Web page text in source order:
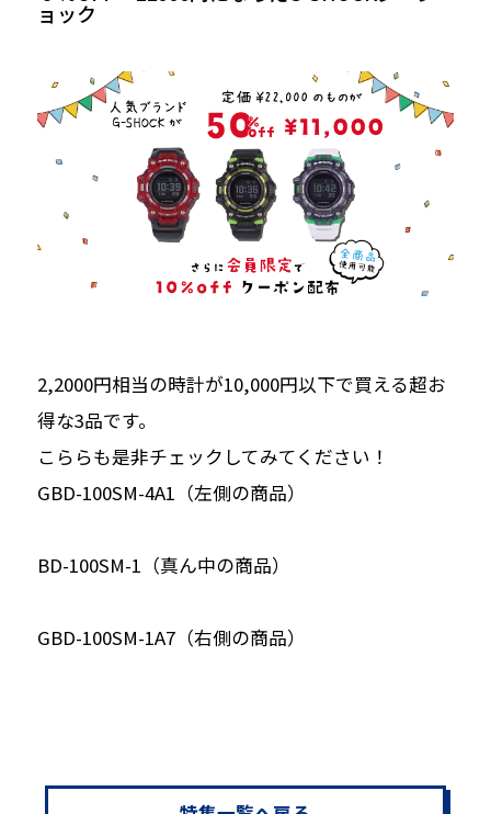
ョック
2,2000円相当の時計が10,000円以下で買える超お
得な3品です。
こららも是非チェックしてみてください！
GBD-100SM-4A1（左側の商品）
BD-100SM-1（真ん中の商品）
GBD-100SM-1A7（右側の商品）